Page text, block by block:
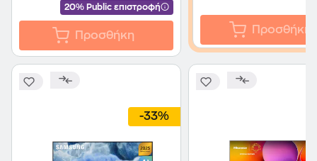
20% Public επιστροφή
Προσθήκη Προσθήκη
-33%